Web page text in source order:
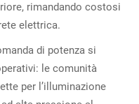
rimandando costosi
elettrica.
di potenza si
le comunità
per l’illuminazione